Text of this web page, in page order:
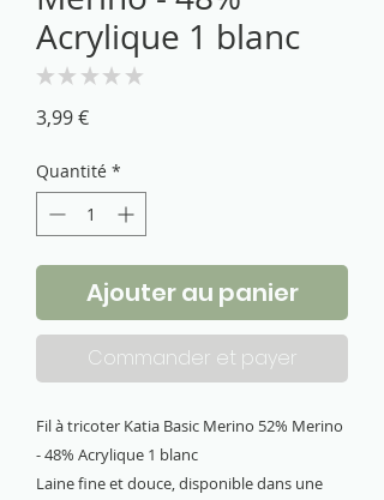
Acrylique 1 blanc
★ ★ ★ ★ ★
3,99 €Prix
Quantité *
Ajouter au panier
Commander et payer
Fil à tricoter Katia Basic Merino 52% Merino
- 48% Acrylique 1 blanc
Laine fine et douce, disponible dans une